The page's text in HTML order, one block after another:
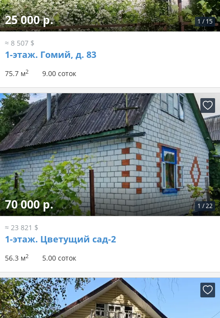
1 / 15
25 000 р.
≈ 8 507 $
1-этаж. Гомий, д. 83
75.7 м2 9.00 соток
1 /22
70 000 р.
≈ 23 821 $
1-этаж. Цветущий сад-2
56.3 м2 5.00 соток